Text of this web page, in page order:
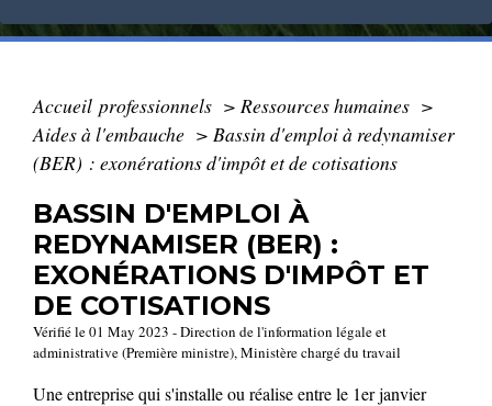
Accueil professionnels > Ressources humaines >
Aides à l'embauche > Bassin d'emploi à redynamiser
(BER) : exonérations d'impôt et de cotisations
BASSIN D'EMPLOI À
REDYNAMISER (BER) :
EXONÉRATIONS D'IMPÔT ET
DE COTISATIONS
Vérifié le 01 May 2023 - Direction de l'information légale et
administrative (Première ministre), Ministère chargé du travail
Une entreprise qui s'installe ou réalise entre le 1erjanvier